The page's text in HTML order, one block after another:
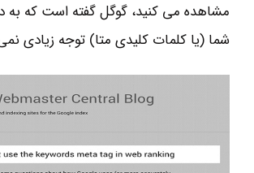
مشاهده می کنید، گوگل گفته است که
شما (یا کلمات کلیدی متا) توجه زیادی